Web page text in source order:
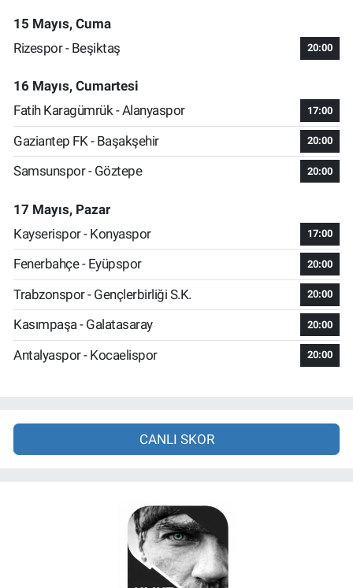
15 Mayıs, Cuma
Rizespor - Beşiktaş
20:00
16 Mayıs, Cumartesi
Fatih Karagümrük - Alanyaspor
17:00
Gaziantep FK - Başakşehir 20:00
Samsunspor - Göztepe 20:00
17 Mayıs, Pazar
Kayserispor - Konyaspor
17:00
Fenerbahçe - Eyüpspor 20:00
Trabzonspor - Gençlerbirliği S.K. 20:00
Kasımpaşa - Galatasaray 20:00
Antalyaspor - Kocaelispor 20:00
CANLI SKOR